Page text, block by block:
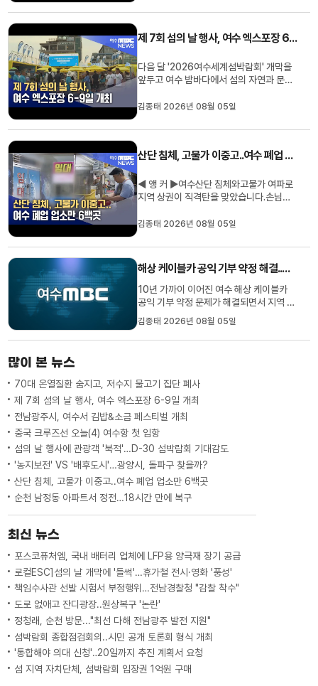
월 두 차례에 걸쳐여수 해상 케이블카 측으
았습니다.여수 장학회는 기부금...
제 7회 섬의 날 행사, 여수 엑스포장 6-9일 개최
다음 달 '2026여수세계섬박람회' 개막을
앞두고 여수 밤바다에서 섬의 자연과 문화
는 내일(6일)부터 나흘간 여수 세계엑스포
날 기념행사를 개최합니다.올해로 7번째
석한 가운데기념식에 이어가수...
김종태 2026년 08월 05일
산단 침체, 고물가 이중고..여수 폐업 업소만 6백곳
◀ 앵 커 ▶여수산단 침체와고물가 여파로
지역 상권이 직격탄을 맞았습니다.손님들
폐업한 음식점만 6백여곳에 이르러지역 경
기자가 취재했습니다.점심시간 여수시 학
동의 한 음식점60석 가까운 테이블에손님
은 한곳도 없습니다.10여 년째 유...
김종태 2026년 08월 05일
해상 케이블카 공익 기부 약정 해결..장학 사업 탄력
10년 가까이 이어진 여수 해상 케이블카
공익 기부 약정 문제가 해결되면서 지역 장
학사업이 탄력을 받게 됐습니다. 여수시 인
재 육성장학회에 따르면 지난해 12월 체결
된 장학금 기부 약정에 따라올해 1월과 5
았습니다.여수 장학회는 기부...
김종태 2026년 08월 05일
많이 본 뉴스
70대 온열질환 숨지고, 저수지 물고기 집단 폐사
제 7회 섬의 날 행사, 여수 엑스포장 6-9일 개최
전남광주시, 여수서 김밥&소금 페스티벌 개최
중국 크루즈선 오늘(4) 여수항 첫 입항
섬의 날 행사에 관광객 '북적'…D-30 섬박람회 기대감도
'농지보전' VS '배후도시'…광양시, 돌파구 찾을까?
산단 침체, 고물가 이중고..여수 폐업 업소만 6백곳
순천 남정동 아파트서 정전…18시간 만에 복구
최신 뉴스
포스코퓨처엠, 국내 배터리 업체에 LFP용 양극재 장기 공급
로컬ESC]섬의 날 개막에 '들썩'…휴가철 전시·영화 '풍성'
책임수사관 선발 시험서 부정행위…전남경찰청 "감찰 착수"
도로 없애고 잔디광장..원상복구 '논란'
정청래, 순천 방문..."최선 다해 전남광주 발전 지원"
섬박람회 종합점검회의..시민 공개 토론회 형식 개최
'통합해야 의대 신청'‥20일까지 추진 계획서 요청
섬 지역 자치단체, 섬박람회 입장권 1억원 구매